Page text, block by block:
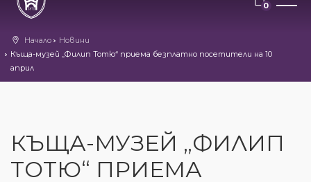
0
Начало
Новини
Къща-музей „Филип Тотю“ приема безплатно посетители на 10
април
КЪЩА-МУЗЕЙ „ФИЛИП
ТОТЮ“ ПРИЕМА